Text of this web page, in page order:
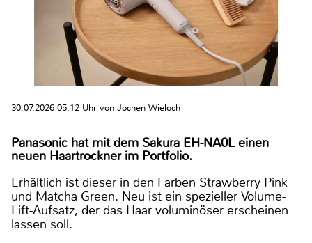
30.07.2026 05:12 Uhr von Jochen Wieloch
Panasonic hat mit dem Sakura EH-NA0L einen
neuen Haartrockner im Portfolio.
Erhältlich ist dieser in den Farben Strawberry Pink
und Matcha Green. Neu ist ein spezieller Volume-
Lift-Aufsatz, der das Haar voluminöser erscheinen
lassen soll.